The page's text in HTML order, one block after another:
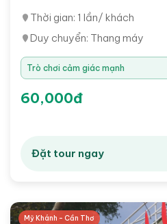
Thời gian: 1 lần/ khách
Duy chuyển: Thang máy
Trò chơi cảm giác mạnh
60,000đ
Đặt tour ngay
Mỹ Khánh - Cần Thơ